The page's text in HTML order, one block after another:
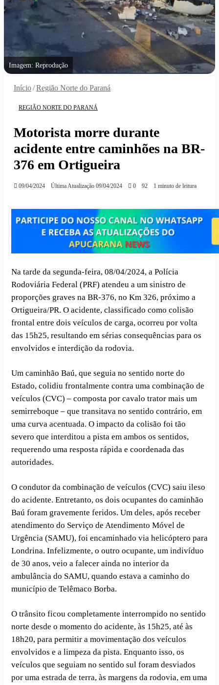
Imagem: Reprodução
Início/Região Norte do Paraná
REGIÃO NORTE DO PARANÁ
Motorista morre durante
acidente entre caminhões na BR-
376 em Ortigueira
09/04/2024 Última Atualização 09/04/2024 0 92 1 minuto de leitura
Na tarde da segunda-feira, 08/04/2024, a Polícia
Rodoviária Federal (PRF) atendeu a um sinistro de
proporções graves na BR-376, no Km 326, próximo a
Ortigueira/PR. O acidente, classificado como colisão
frontal entre dois veículos de carga, ocorreu por volta
das 15h25, resultando em sérias consequências para os
envolvidos e interdição da rodovia.
Um caminhão Baú, que seguia no sentido norte do
Estado, colidiu frontalmente contra uma combinação de
veículos (CVC) – composta por cavalo trator mais um
semirreboque – que transitava no sentido contrário, em
uma curva acentuada. O impacto da colisão foi tão
severo que interditou a pista em ambos os sentidos,
requerendo uma resposta rápida e coordenada das
autoridades.
O condutor da combinação de veículos (CVC) saiu ileso
do acidente. Entretanto, os dois ocupantes do caminhão
Baú foram gravemente feridos. Um deles, após receber
atendimento do Serviço de Atendimento Móvel de
Urgência (SAMU), foi encaminhado via helicóptero para
Londrina. Infelizmente, o outro ocupante, um indivíduo
de 30 anos, veio a falecer ainda no interior da
ambulância do SAMU, quando estava a caminho do
município de Telêmaco Borba.
O trânsito ficou completamente interrompido no sentido
norte desde o momento do acidente, às 15h25, até às
18h20, para permitir a movimentação dos veículos
envolvidos e a limpeza da pista. Enquanto isso, os
veículos que seguiam no sentido sul foram desviados
por uma estrada de terra, às margens da rodovia, em uma